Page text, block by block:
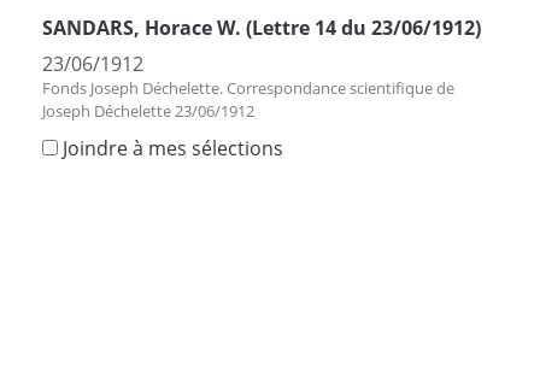
SANDARS, Horace W. (Lettre 14 du 23/06/1912)
23/06/1912
Fonds Joseph Déchelette. Correspondance scientifique de
Joseph Déchelette 23/06/1912
Joindre à mes sélections